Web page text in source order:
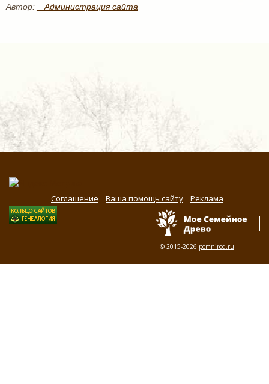
Автор:
_ Администрация сайта
Соглашение Ваша помощь сайту Реклама
© 2015-2026 pomnirod.ru